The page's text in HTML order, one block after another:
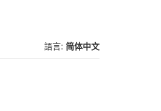
語言: 简体中文